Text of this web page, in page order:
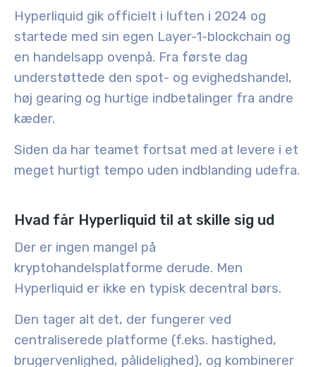
Hyperliquid gik officielt i luften i 2024 og
startede med sin egen Layer-1-blockchain og
en handelsapp ovenpå. Fra første dag
understøttede den spot- og evighedshandel,
høj gearing og hurtige indbetalinger fra andre
kæder.
Siden da har teamet fortsat med at levere i et
meget hurtigt tempo uden indblanding udefra.
Hvad får Hyperliquid til at skille sig ud
Der er ingen mangel på
kryptohandelsplatforme derude. Men
Hyperliquid er ikke en typisk decentral børs.
Den tager alt det, der fungerer ved
centraliserede platforme (f.eks. hastighed,
brugervenlighed, pålidelighed), og kombinerer